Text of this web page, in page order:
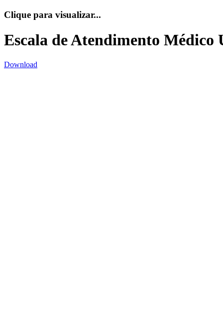
Clique para visualizar...
Escala de Atendimento Médico
Download